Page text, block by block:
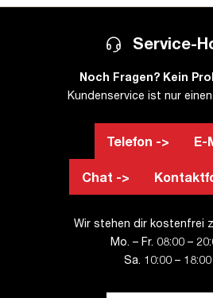
Service-
Noch Fragen? Kein
Kundenservice ist nur
Telefon -> E-
Chat ->
Wir stehen dir kostenfrei
Mo. – Fr. 08:00 –
Sa. 10:00 –